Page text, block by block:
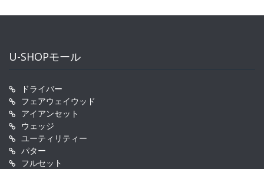
U-SHOPモール
ドライバー
フェアウェイウッド
アイアンセット
ウェッジ
ユーティリティー
パター
フルセット